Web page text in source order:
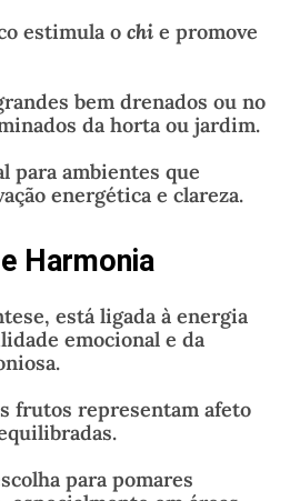
estimula o chi e promove
bem drenados ou no
da horta ou jardim.
para ambientes que
energética e clareza.
Harmonia
está ligada à energia
emocional e da
frutos representam afeto
para pomares